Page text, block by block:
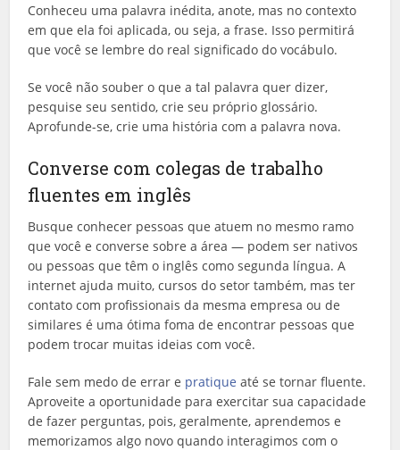
Conheceu uma palavra inédita, anote, mas no contexto
em que ela foi aplicada, ou seja, a frase. Isso permitirá
que você se lembre do real significado do vocábulo.
Se você não souber o que a tal palavra quer dizer,
pesquise seu sentido, crie seu próprio glossário.
Aprofunde-se, crie uma história com a palavra nova.
Converse com colegas de trabalho
fluentes em inglês
Busque conhecer pessoas que atuem no mesmo ramo
que você e converse sobre a área — podem ser nativos
ou pessoas que têm o inglês como segunda língua. A
internet ajuda muito, cursos do setor também, mas ter
contato com profissionais da mesma empresa ou de
similares é uma ótima foma de encontrar pessoas que
podem trocar muitas ideias com você.
Fale sem medo de errar e pratique até se tornar fluente.
Aproveite a oportunidade para exercitar sua capacidade
de fazer perguntas, pois, geralmente, aprendemos e
memorizamos algo novo quando interagimos com o